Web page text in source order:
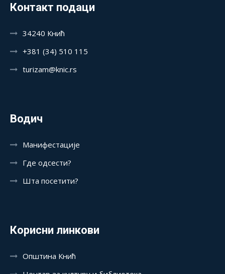
Контакт подаци
34240 Кнић
+381 (34) 510 115
turizam@knic.rs
Водич
Манифестације
Где одсести?
Шта посетити?
Корисни линкови
Општина Кнић